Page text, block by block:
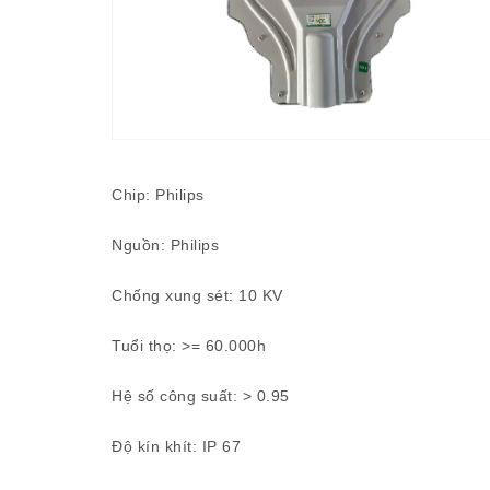
Chip: Philips
Nguồn: Philips
Chống xung sét: 10 KV
Tuổi thọ: >= 60.000h
Hệ số công suất: > 0.95
Độ kín khít: IP 67